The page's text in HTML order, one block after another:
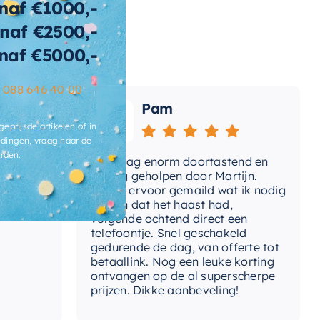
128 KG
afvoerplug Ja
2 jaar
sifon Nee, los bij te bestellen
Ja
3-4 weken
Pam
Vandaag enorm doortastend en
prettig geholpen door Martijn.
Avond ervoor gemaild wat ik nodig
had en dat het haast had,
volgende ochtend direct een
telefoontje. Snel geschakeld
gedurende de dag, van offerte tot
betaallink. Nog een leuke korting
ontvangen op de al superscherpe
prijzen. Dikke aanbeveling!
€1000,-
€2500,-
€5000,-
088 646 40 00
artikelen of in
vraag naar de